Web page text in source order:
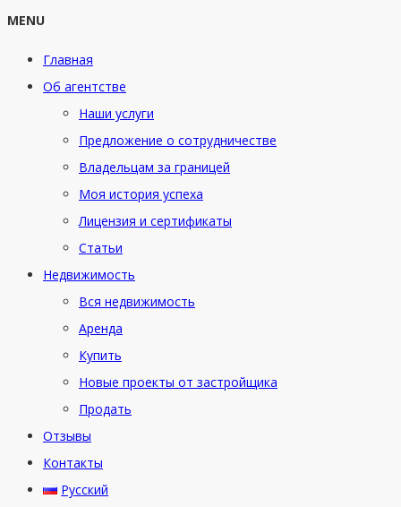
MENU
Главная
Об агентстве
Наши услуги
Предложение о сотрудничестве
Владельцам за границей
Моя история успеха
Лицензия и сертификаты
Статьи
Недвижимость
Вся недвижимость
Аренда
Купить
Новые проекты от застройщика
Продать
Отзывы
Контакты
Русский